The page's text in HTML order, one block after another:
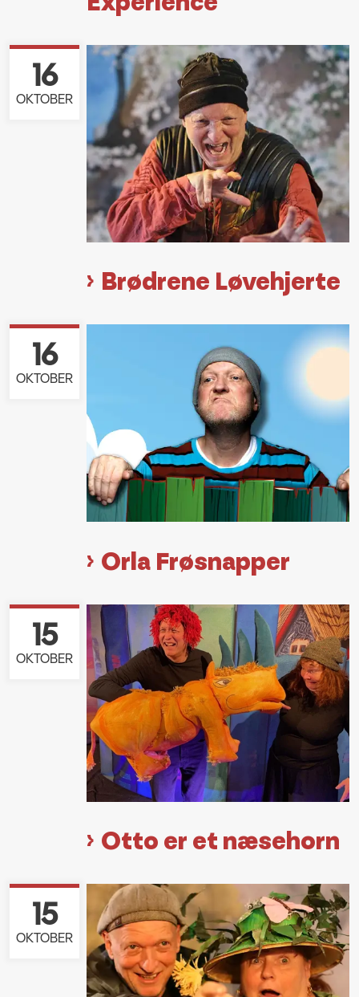
Brødrene Løvehjerte
16
OKTOBER
Orla Frøsnapper
16
OKTOBER
Otto er et næsehorn
15
OKTOBER
15
OKTOBER